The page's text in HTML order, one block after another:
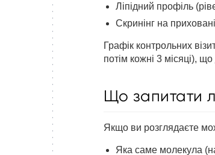
Ліпідний профіль
Скринінг на
Графік контрольних
потім кожні 3 місяці),
Що запитати
Якщо ви розглядаєте
Яка саме молекула